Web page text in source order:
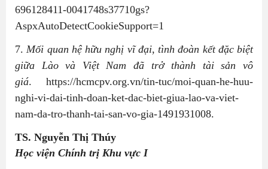
696128411-0041748s37710gs?
AspxAutoDetectCookieSupport=1
7. Mối quan hệ hữu nghị vĩ đại, tình đoàn kết đặc biệt
giữa Lào và Việt Nam đã trở thành tài sản vô
giá.
https://hcmcpv.org.vn/tin-tuc/moi-quan-he-huu-
nghi-vi-dai-tinh-doan-ket-dac-biet-giua-lao-va-viet-
nam-da-tro-thanh-tai-san-vo-gia-1491931008.
TS. Nguyễn Thị Thúy
Học viện Chính trị Khu vực I